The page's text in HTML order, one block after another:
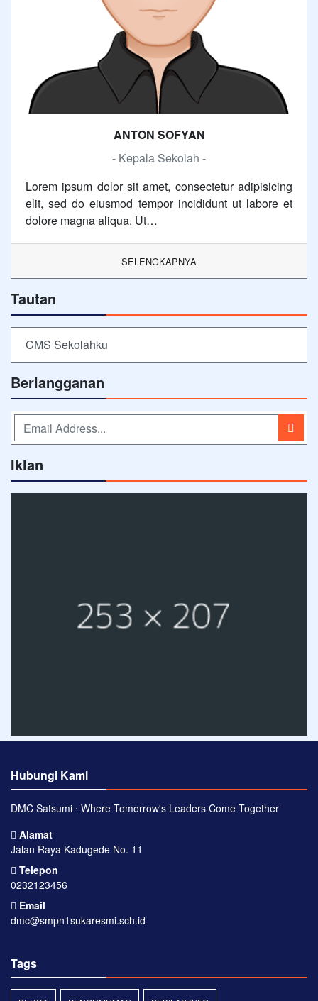
ANTON SOFYAN
- Kepala Sekolah -
Lorem ipsum dolor sit amet, consectetur adipisicing
elit, sed do eiusmod tempor incididunt ut labore et
dolore magna aliqua. Ut…
SELENGKAPNYA
Tautan
CMS Sekolahku
Berlangganan
Iklan
Hubungi Kami
DMC Satsumi ⋅ Where Tomorrow's Leaders Come Together
Alamat
Jalan Raya Kadugede No. 11
Telepon
0232123456
Email
dmc@smpn1sukaresmi.sch.id
Tags